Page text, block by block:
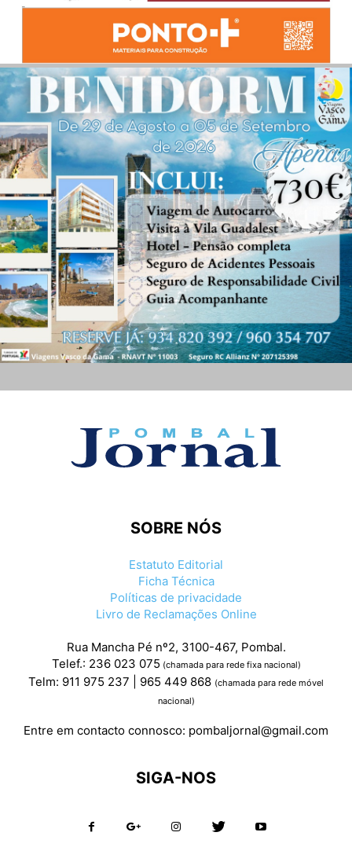
SOBRE NÓS
Estatuto Editorial
Ficha Técnica
Políticas de privacidade
Livro de Reclamações Online
Rua Mancha Pé nº2, 3100-467, Pombal.
Telef.: 236 023 075 (chamada para rede fixa nacional)
Telm: 911 975 237 | 965 449 868 (chamada para rede móvel
nacional)
Entre em contacto connosco: pombaljornal@gmail.com
SIGA-NOS